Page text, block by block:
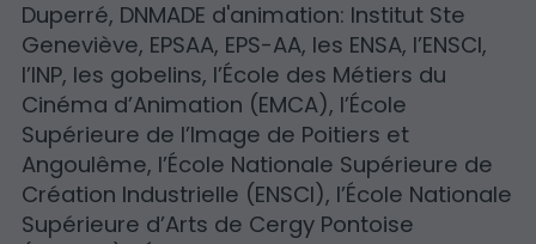
Duperré, DNMADE d'animation: Institut Ste
Geneviève, EPSAA, EPS-AA, les ENSA, l’ENSCI,
l’INP, les gobelins, l’École des Métiers du
Cinéma d’Animation (EMCA), l’École
Supérieure de l’Image de Poitiers et
Angoulême, l’École Nationale Supérieure de
Création Industrielle (ENSCI), l’École Nationale
Supérieure d’Arts de Cergy Pontoise